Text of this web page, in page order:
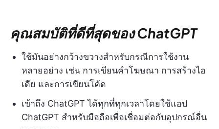
คุณสมบัติที่ดีที่สุดของ ChatGPT
ใช้มันอย่างกว้างขวางสำหรับกรณีการใช้งาน
หลายอย่าง เช่น การเขียนคำโฆษณา การสร้างไอ
เดีย และการเขียนโค้ด
เข้าถึง ChatGPT ได้ทุกที่ทุกเวลาโดยใช้แอป
ChatGPT สำหรับมือถือเพื่อเชื่อมต่อกับอุปกรณ์อื่น